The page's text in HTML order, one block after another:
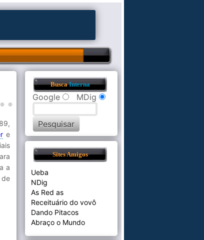
e
a
de
BuscaInterna
Google MDig
Sites Amigos
Ueba
NDig
As Red as
Receituário do vovô
Dando Pitacos
Abraço o Mundo